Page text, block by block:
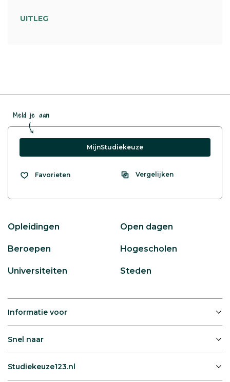
UITLEG
Meld je aan
MijnStudiekeuze
Favorieten Vergelijken
Opleidingen Open dagen
Beroepen Hogescholen
Universiteiten Steden
Informatie voor
Snel naar
Studiekeuze123.nl